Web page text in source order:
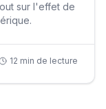
sur l'effet de
12 min de lecture